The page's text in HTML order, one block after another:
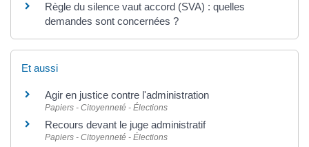
Règle du silence vaut accord (SVA) : quelles
demandes sont concernées ?
Et aussi
Agir en justice contre l'administration
Papiers - Citoyenneté - Élections
Recours devant le juge administratif
Papiers - Citoyenneté - Élections